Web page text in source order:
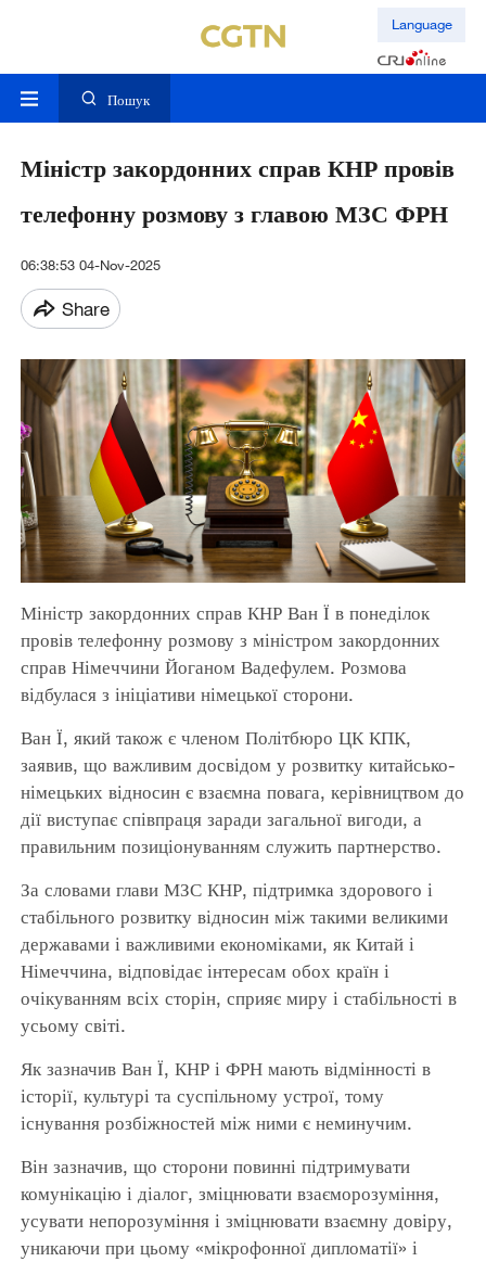
Language
Пошук
Міністр закордонних справ КНР провів
телефонну розмову з главою МЗС ФРН
06:38:53 04-Nov-2025
Share
Міністр закордонних справ КНР Ван Ї в понеділок
провів телефонну розмову з міністром закордонних
справ Німеччини Йоганом Вадефулем. Розмова
відбулася з ініціативи німецької сторони.
Ван Ї, який також є членом Політбюро ЦК КПК,
заявив, що важливим досвідом у розвитку китайсько-
німецьких відносин є взаємна повага, керівництвом до
дії виступає співпраця заради загальної вигоди, а
правильним позиціонуванням служить партнерство.
За словами глави МЗС КНР, підтримка здорового і
стабільного розвитку відносин між такими великими
державами і важливими економіками, як Китай і
Німеччина, відповідає інтересам обох країн і
очікуванням всіх сторін, сприяє миру і стабільності в
усьому світі.
Як зазначив Ван Ї, КНР і ФРН мають відмінності в
історії, культурі та суспільному устрої, тому
існування розбіжностей між ними є неминучим.
Він зазначив, що сторони повинні підтримувати
комунікацію і діалог, зміцнювати взаєморозуміння,
усувати непорозуміння і зміцнювати взаємну довіру,
уникаючи при цьому «мікрофонної дипломатії» і